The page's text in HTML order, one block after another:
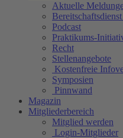
Aktuelle
Podcast
Praktikums-
Recht
Stellenangebote
Kostenfreie
Symposien
Pinnwand
Magazin
Mitgliederbereich
Mitglied werden
Login-Mitglieder